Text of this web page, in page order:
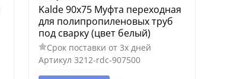
Kalde 90x75 Муфта переходная
для полипропиленовых труб
под сварку (цвет белый)
Срок поставки от 3х дней
Артикул 3212-rdc-907500